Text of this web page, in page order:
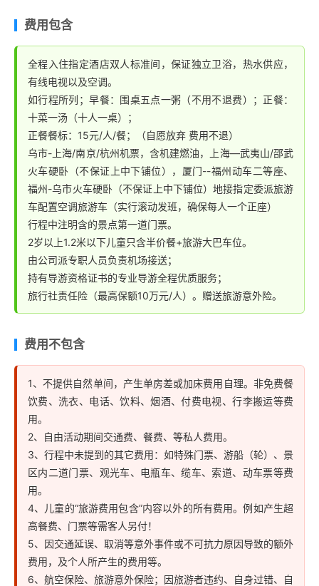
费用包含
全程入住指定酒店双人标准间，保证独立卫浴，热水供应，
有线电视以及空调。
如行程所列；早餐：围桌五点一粥（不用不退费）；正餐：
十菜一汤（十人一桌）；
正餐餐标：15元/人/餐；（自愿放弃 费用不退）
乌市-上海/南京/杭州机票，含机建燃油，上海—武夷山/邵武
火车硬卧（不保证上中下铺位），厦门--福州动车二等座、
福州-乌市火车硬卧（不保证上中下铺位）地接指定委派旅游
车配置空调旅游车（实行滚动发班，确保每人一个正座）
行程中注明含的景点第一道门票。
2岁以上1.2米以下儿童只含半价餐+旅游大巴车位。
由公司派专职人员负责机场接送；
持有导游资格证书的专业导游全程优质服务；
旅行社责任险（最高保额10万元/人）。赠送旅游意外险。
费用不包含
1、不提供自然单间，产生单房差或加床费用自理。非免费餐
饮费、洗衣、电话、饮料、烟酒、付费电视、行李搬运等费
用。
2、自由活动期间交通费、餐费、等私人费用。
3、行程中未提到的其它费用：如特殊门票、游船（轮）、景
区内二道门票、观光车、电瓶车、缆车、索道、动车票等费
用。
4、儿童的“旅游费用包含”内容以外的所有费用。例如产生超
高餐费、门票等需客人另付！
5、因交通延误、取消等意外事件或不可抗力原因导致的额外
费用，及个人所产生的费用等。
6、航空保险、旅游意外保险；因旅游者违约、自身过错、自